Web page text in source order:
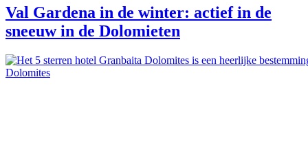
Val Gardena in de winter: actief in de
sneeuw in de Dolomieten